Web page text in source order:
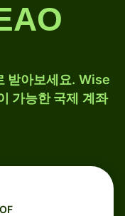
받아보세요. Wise
가능한 국제 계좌